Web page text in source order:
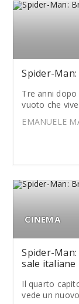
Spider-
Tre anni
vuoto che
EMANUELE
CINEMA
Spider-
sale italiane
Il quarto
vede un